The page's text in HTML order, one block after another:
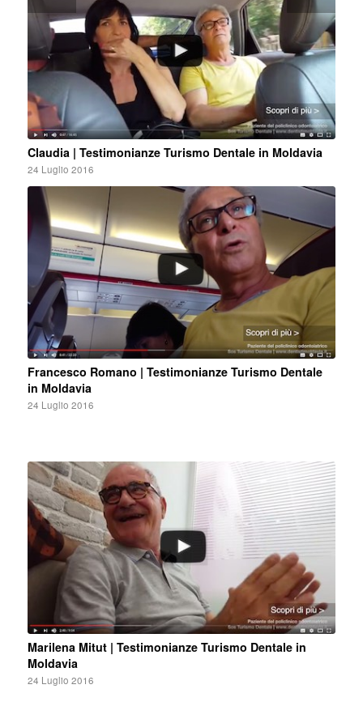
Claudia | Testimonianze Turismo Dentale in Moldavia
24 Luglio 2016
Francesco Romano | Testimonianze Turismo Dentale
in Moldavia
24 Luglio 2016
Marilena Mitut | Testimonianze Turismo Dentale in
Moldavia
24 Luglio 2016